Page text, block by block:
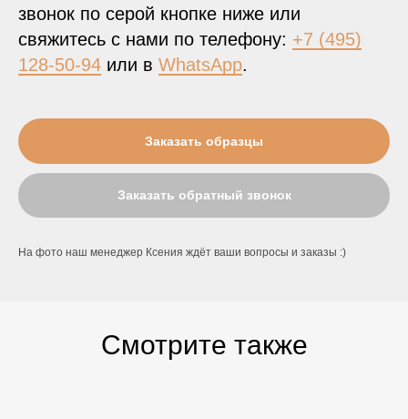
звонок по серой кнопке ниже или
свяжитесь с нами по телефону: +7 (495)
128-50-94 или в WhatsApp.
Заказать образцы
Заказать обратный звонок
На фото наш менеджер Ксения ждёт ваши вопросы и заказы :)
Смотрите также